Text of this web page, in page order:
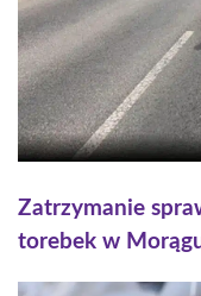
Zatrzymanie
torebek w